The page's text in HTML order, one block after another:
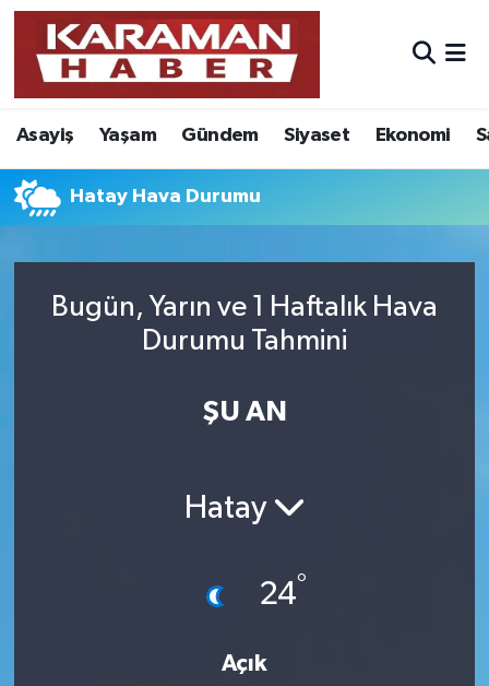
Asayiş Yaşam Gündem Siyaset Ekonomi
Hatay Hava Durumu
Bugün, Yarın ve 1 Haftalık Hava
Durumu Tahmini
ŞU AN
Hatay
24°
Açık
Asayiş
Bilim - Teknoloji
Eğitim
Foto Galeri
Nöbetçi Eczaneler
Hava Durumu
Karaman Namaz Vakitleri
Süper Lig Puan Durumu ve Fikstür
Son Dakika Haberleri